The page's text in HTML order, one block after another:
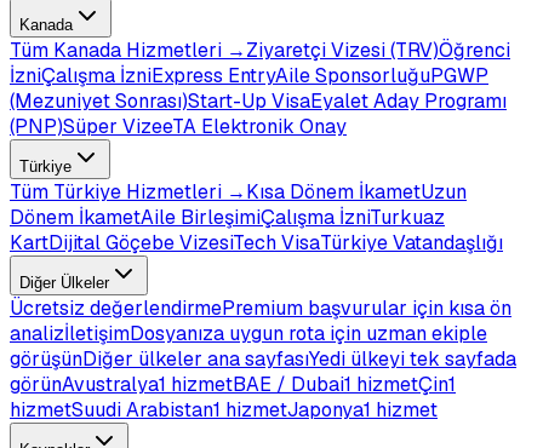
Kanada
Tüm Kanada Hizmetleri →Ziyaretçi Vizesi (TRV)Öğrenci
İzniÇalışma İzniExpress EntryAile SponsorluğuPGWP
(Mezuniyet Sonrası)Start-Up VisaEyalet Aday Programı
(PNP)Süper VizeeTA Elektronik Onay
Türkiye
Tüm Türkiye Hizmetleri →Kısa Dönem İkametUzun
Dönem İkametAile BirleşimiÇalışma İzniTurkuaz
KartDijital Göçebe VizesiTech VisaTürkiye Vatandaşlığı
Diğer Ülkeler
Ücretsiz değerlendirmePremium başvurular için kısa ön
analizİletişimDosyanıza uygun rota için uzman ekiple
görüşünDiğer ülkeler ana sayfasıYedi ülkeyi tek sayfada
görünAvustralya1 hizmetBAE / Dubai1 hizmetÇin1
hizmetSuudi Arabistan1 hizmetJaponya1 hizmet